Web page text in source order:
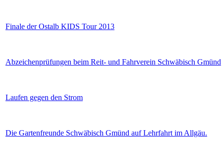
Finale der Ostalb KIDS Tour 2013
Abzeichenprüfungen beim Reit- und Fahrverein Schwäbisch Gmünd
Laufen gegen den Strom
Die Gartenfreunde Schwäbisch Gmünd auf Lehrfahrt im Allgäu.